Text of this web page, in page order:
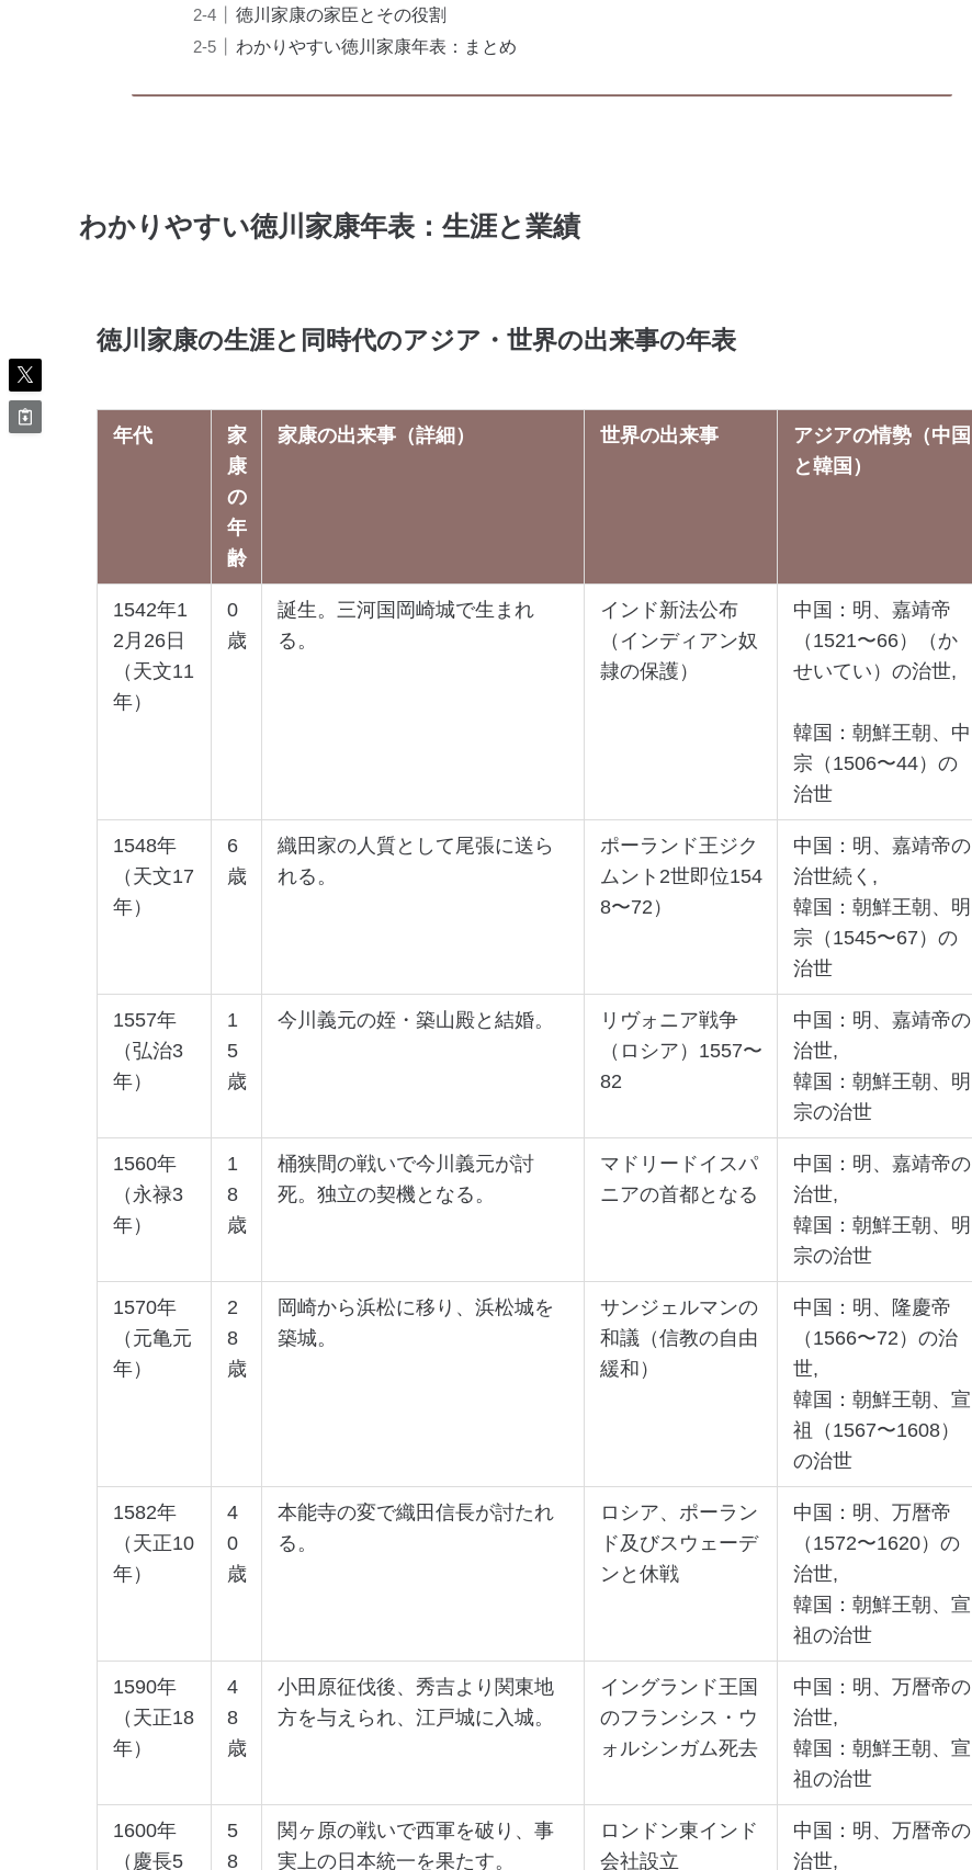
徳川家康の家臣とその役割
わかりやすい徳川家康年表：まとめ
わかりやすい徳川家康年表：生涯と業績
徳川家康の生涯と同時代のアジア・世界の出来事の年表
年代
家
康
の
年
齢
家康の出来事（詳細） 世界の出来事
アジアの情勢（中国
と韓国）
1542年1
2月26日
（天文11
年）
0
歳
誕生。三河国岡崎城で生まれ
る。
インド新法公布
（インディアン奴
隷の保護）
中国：明、嘉靖帝
（1521〜66）（か
せいてい）の治世,
韓国：朝鮮王朝、中
宗（1506〜44）の
治世
1548年
（天文17
年）
6
歳
織田家の人質として尾張に送ら
れる。
ポーランド王ジク
ムント2世即位154
8〜72）
中国：明、嘉靖帝の
治世続く,
韓国：朝鮮王朝、明
宗（1545〜67）の
治世
1557年
（弘治3
年）
1
5
歳
今川義元の姪・築山殿と結婚。
リヴォニア戦争
（ロシア）1557〜
82
中国：明、嘉靖帝の
治世,
韓国：朝鮮王朝、明
宗の治世
1560年
（永禄3
年）
1
8
歳
桶狭間の戦いで今川義元が討
死。独立の契機となる。
マドリードイスパ
ニアの首都となる
中国：明、嘉靖帝の
治世,
韓国：朝鮮王朝、明
宗の治世
1570年
（元亀元
年）
2
8
歳
岡崎から浜松に移り、浜松城を
築城。
サンジェルマンの
和議（信教の自由
緩和）
中国：明、隆慶帝
（1566〜72）の治
世,
韓国：朝鮮王朝、宣
祖（1567〜1608）
の治世
1582年
（天正10
年）
4
0
歳
本能寺の変で織田信長が討たれ
る。
ロシア、ポーラン
ド及びスウェーデ
ンと休戦
中国：明、万暦帝
（1572〜1620）の
治世,
韓国：朝鮮王朝、宣
祖の治世
1590年
（天正18
年）
4
8
歳
小田原征伐後、秀吉より関東地
方を与えられ、江戸城に入城。
イングランド王国
のフランシス・ウ
ォルシンガム死去
中国：明、万暦帝の
治世,
韓国：朝鮮王朝、宣
祖の治世
1600年
（慶長5
5
8
関ヶ原の戦いで西軍を破り、事
実上の日本統一を果たす。
ロンドン東インド
会社設立
中国：明、万暦帝の
治世,